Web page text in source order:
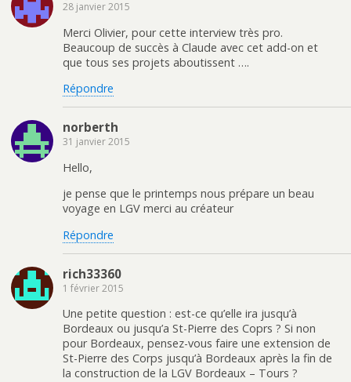
28 janvier 2015
Merci Olivier, pour cette interview très pro.
Beaucoup de succès à Claude avec cet add-on et
que tous ses projets aboutissent ….
Répondre
norberth
31 janvier 2015
Hello,
je pense que le printemps nous prépare un beau
voyage en LGV merci au créateur
Répondre
rich33360
1 février 2015
Une petite question : est-ce qu’elle ira jusqu’à
Bordeaux ou jusqu’a St-Pierre des Coprs ? Si non
pour Bordeaux, pensez-vous faire une extension de
St-Pierre des Corps jusqu’à Bordeaux après la fin de
la construction de la LGV Bordeaux – Tours ?